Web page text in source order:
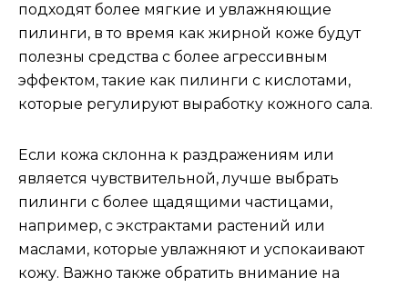
подходят более мягкие и увлажняющие
пилинги, в то время как жирной коже будут
полезны средства с более агрессивным
эффектом, такие как пилинги с кислотами,
которые регулируют выработку кожного сала.
Если кожа склонна к раздражениям или
является чувствительной, лучше выбрать
пилинги с более щадящими частицами,
например, с экстрактами растений или
маслами, которые увлажняют и успокаивают
кожу. Важно также обратить внимание на